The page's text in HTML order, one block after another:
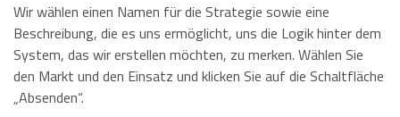
Wir wählen einen Namen für die Strategie sowie eine
Beschreibung, die es uns ermöglicht, uns die Logik hinter dem
System, das wir erstellen möchten, zu merken. Wählen Sie
den Markt und den Einsatz und klicken Sie auf die Schaltfläche
„Absenden“.